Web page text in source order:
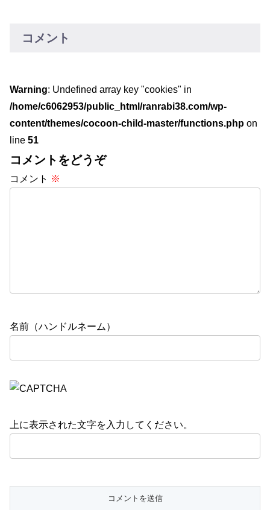
コメント
Warning: Undefined array key "cookies" in
/home/c6062953/public_html/ranrabi38.com/wp-
content/themes/cocoon-child-master/functions.php on
line 51
コメントをどうぞ
コメント ※
名前（ハンドルネーム）
上に表示された文字を入力してください。